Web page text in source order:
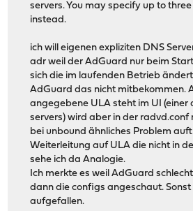
servers. You may specify up to
instead.
ich will eigenen expliziten DNS
adr weil der AdGuard nur beim
sich die im laufenden Betrieb
AdGuard das nicht mitbekommen.
angegebene ULA steht im UI (einer
servers) wird aber in der radvd.conf
bei unbound ähnliches Problem
Weiterleitung auf ULA die nicht in
sehe ich da Analogie.
Ich merkte es weil AdGuard
dann die configs angeschaut.
aufgefallen.